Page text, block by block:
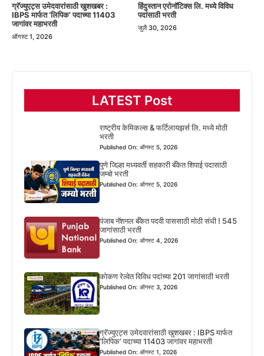
ग्रॅज्युएट्स उमेदवारांसाठी खुशखबर :
IBPS मार्फत ‘लिपिक’ पदाच्या 11403
जागांवर महाभरती
ऑगस्ट 1, 2026
हिंदुस्तान एरोनॉटिक्स लि. मध्ये विविध
पदांसाठी भरती
जुलै 30, 2026
LATEST Post
राष्ट्रीय केमिकल्स & फर्टिलायझर्स लि. मध्ये मोठी
भरती
Published On: ऑगस्ट 5, 2026
पुणे जिल्हा मध्यवर्ती सहकारी बँकेत शिपाई पदासाठी
जम्बो भरती
Published On: ऑगस्ट 5, 2026
पंजाब नॅशनल बँकेत पदवी पाससाठी मोठी संधी ! 545
जागांसाठी भरती
Published On: ऑगस्ट 4, 2026
कोकण रेल्वेत विविध पदांच्या 201 जागांसाठी भरती
Published On: ऑगस्ट 3, 2026
ग्रॅज्युएट्स उमेदवारांसाठी खुशखबर : IBPS मार्फत
‘लिपिक’ पदाच्या 11403 जागांवर महाभरती
Published On: ऑगस्ट 1, 2026